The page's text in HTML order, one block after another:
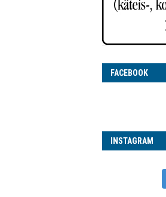
FACE­BOOK
INS­TA­GRAM